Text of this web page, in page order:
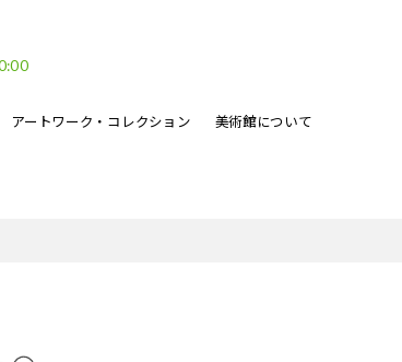
アートワーク・コレクション 美術館について